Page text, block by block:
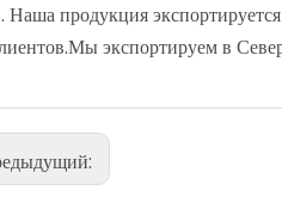
Наша продукция
экспортируем в